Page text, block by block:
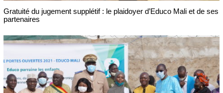
Gratuité du jugement supplétif : le plaidoyer d’Educo Mali et de ses
partenaires